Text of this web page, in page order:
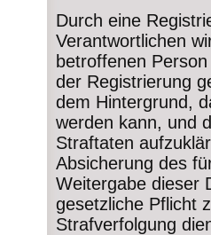
Durch eine
Verantwortlichen
betroffenen
der Registrierung
dem Hintergrund,
werden kann, und
Straftaten
Absicherung des
Weitergabe dieser
gesetzliche Pflicht
Strafverfolgung